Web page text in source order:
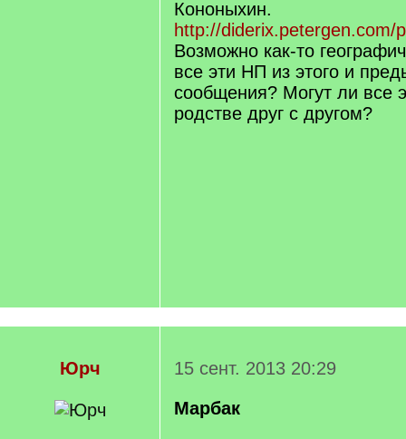
Кононыхин.
http://diderix.petergen.com/
Возможно как-то
все эти НП из этого и
сообщения? Могут ли все
родстве друг с другом?
Юрч
15 сент. 2013 20:29
Марбак